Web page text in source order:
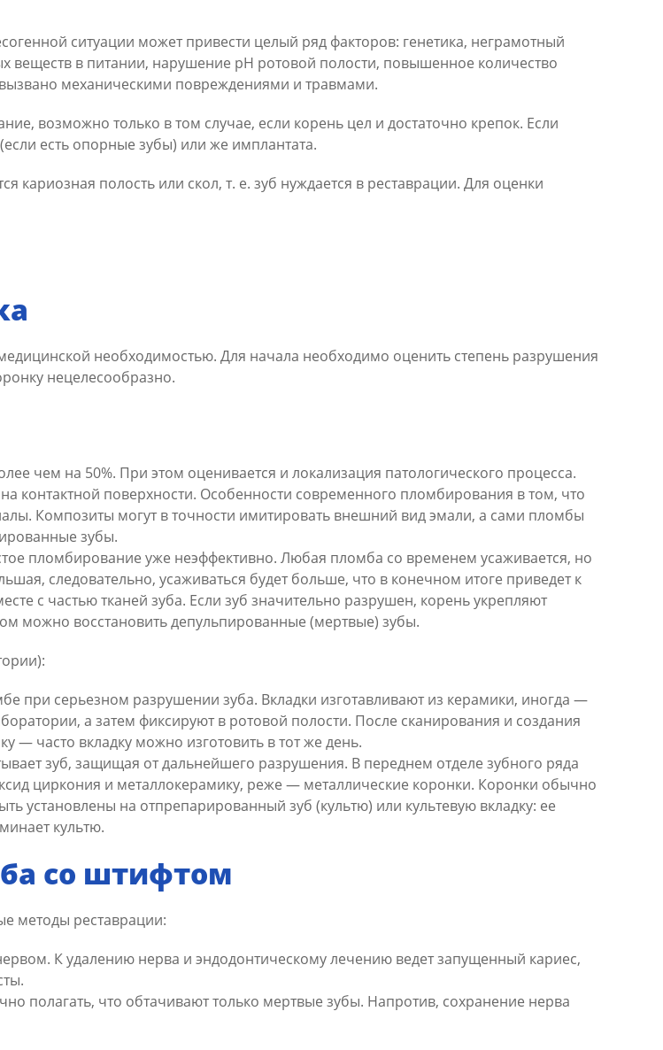
ситуации может привести целый ряд факторов: генетика, неграмотный
веществ в питании, нарушение pH ротовой полости, повышенное количество
механическими повреждениями и травмами.
возможно только в том случае, если корень цел и достаточно крепок. Если
есть опорные зубы) или же имплантата.
кариозная полость или скол, т. е. зуб нуждается в реставрации. Для оценки
необходимостью. Для начала необходимо оценить степень разрушения
нецелесообразно.
чем на 50%. При этом оценивается и локализация патологического процесса.
контактной поверхности. Особенности современного пломбирования в том, что
Композиты могут в точности имитировать внешний вид эмали, а сами пломбы
зубы.
пломбирование уже неэффективно. Любая пломба со временем усаживается, но
следовательно, усаживаться будет больше, что в конечном итоге приведет к
с частью тканей зуба. Если зуб значительно разрушен, корень укрепляют
можно восстановить депульпированные (мертвые) зубы.
при серьезном разрушении зуба. Вкладки изготавливают из керамики, иногда —
а затем фиксируют в ротовой полости. После сканирования и создания
— часто вкладку можно изготовить в тот же день.
зуб, защищая от дальнейшего разрушения. В переднем отделе зубного ряда
циркония и металлокерамику, реже — металлические коронки. Коронки обычно
установлены на отпрепарированный зуб (культю) или культевую вкладку: ее
культю.
со штифтом
методы реставрации:
К удалению нерва и эндодонтическому лечению ведет запущенный кариес,
полагать, что обтачивают только мертвые зубы. Напротив, сохранение нерва